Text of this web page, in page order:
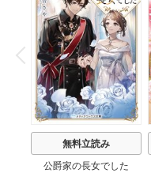
P
r
e
v
i
o
u
s
無料立読み
公爵家の長女でした